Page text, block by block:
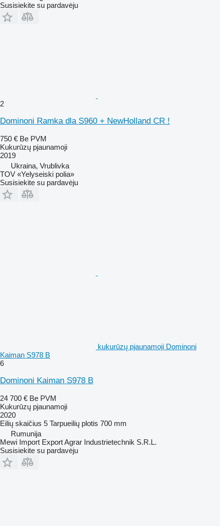
Susisiekite su pardavėju
2
Dominoni Ramka dla S960 + NewHolland CR !
750 € Be PVM
Kukurūzų pjaunamoji
2019
Ukraina, Vrublivka
TOV «Yelyseiski polia»
Susisiekite su pardavėju
kukurūzų pjaunamoji Dominoni
Kaiman S978 B
6
Dominoni Kaiman S978 B
24 700 € Be PVM
Kukurūzų pjaunamoji
2020
Eilių skaičius 5 Tarpueilių plotis 700 mm
Rumunija
Mewi Import Export Agrar Industrietechnik S.R.L.
Susisiekite su pardavėju